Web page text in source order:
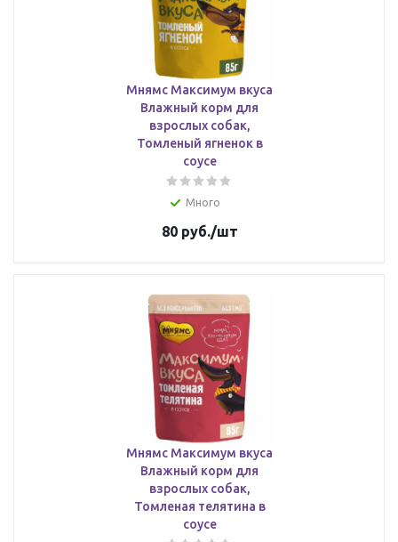
Мнямс Максимум вкуса
Влажный корм для
взрослых собак,
Томленый ягненок в
соусе
Много
80руб./шт
Мнямс Максимум вкуса
Влажный корм для
взрослых собак,
Томленая телятина в
соусе